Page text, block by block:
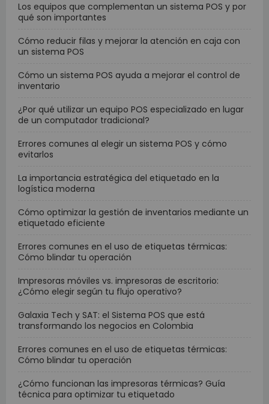
Los equipos que complementan un sistema POS y por
qué son importantes
Cómo reducir filas y mejorar la atención en caja con
un sistema POS
Cómo un sistema POS ayuda a mejorar el control de
inventario
¿Por qué utilizar un equipo POS especializado en lugar
de un computador tradicional?
Errores comunes al elegir un sistema POS y cómo
evitarlos
La importancia estratégica del etiquetado en la
logística moderna
Cómo optimizar la gestión de inventarios mediante un
etiquetado eficiente
Errores comunes en el uso de etiquetas térmicas:
Cómo blindar tu operación
Impresoras móviles vs. impresoras de escritorio:
¿Cómo elegir según tu flujo operativo?
Galaxia Tech y SAT: el Sistema POS que está
transformando los negocios en Colombia
Errores comunes en el uso de etiquetas térmicas:
Cómo blindar tu operación
¿Cómo funcionan las impresoras térmicas? Guía
técnica para optimizar tu etiquetado